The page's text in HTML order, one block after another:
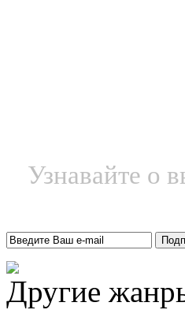
Узнавайте о
Другие